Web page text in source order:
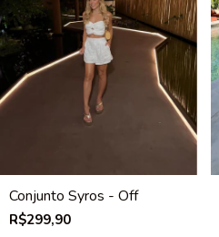
Conjunto Syros - Off
R$299,90